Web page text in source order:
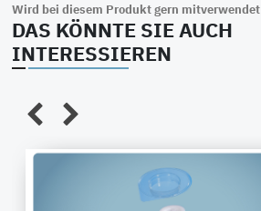
Wird bei diesem Produkt gern mitverwendet
DAS KÖNNTE SIE AUCH
INTERESSIEREN